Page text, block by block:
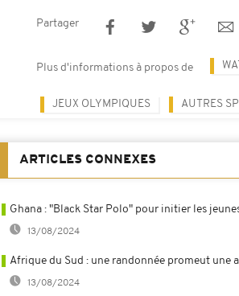
Partager
Plus d'informations à propos de
JEUX OLYMPIQUES AUTRES
ARTICLES CONNEXES
Ghana : "Black Star Polo" pour initier les
13/08/2024
Afrique du Sud : une randonnée promeut une
13/08/2024